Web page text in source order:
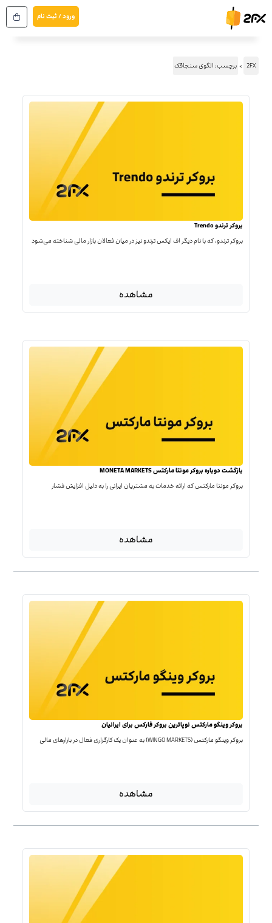
به
ورود / ثبت نام
2FX برچسب: الگوی سنجاقک
بروکر ترندو Trendo
بروکر ترندو، که با نام دیگر اف ایکس ترندو نیز در میان فعالان بازار مالی شناخته می‌شود
مشاهده
بازگشت دوباره بروکر مونتا مارکتس MONETA MARKETS
بروکر مونتا مارکتس که ارائه خدمات به مشتریان ایرانی را به دلیل افزایش فشار
مشاهده
بروکر وینگو مارکتس نوپاترین بروکر فارکس برای ایرانیان
بروکر وینگو مارکتس (WINGO MARKETS) به عنوان یک کارگزاری فعال در بازارهای مالی
مشاهده